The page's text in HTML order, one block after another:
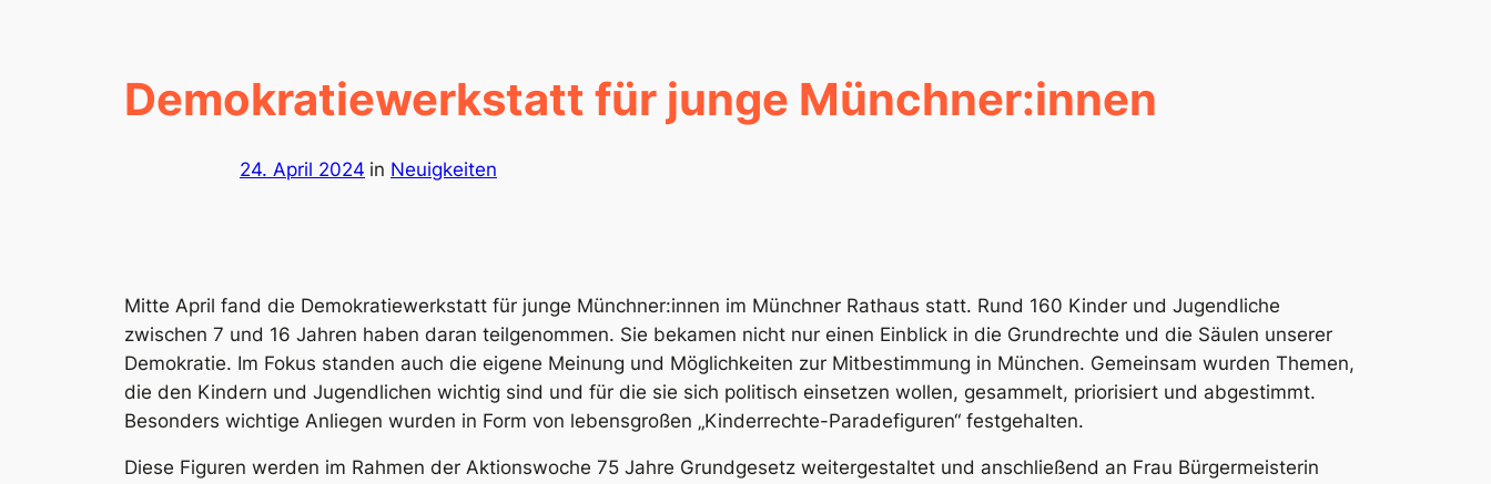
Demokratiewerkstatt für junge Münchner:innen
24. April 2024 in Neuigkeiten
Mitte April fand die Demokratiewerkstatt für junge Münchner:innen im Münchner Rathaus statt. Rund 160 Kinder und Jugendliche
zwischen 7 und 16 Jahren haben daran teilgenommen. Sie bekamen nicht nur einen Einblick in die Grundrechte und die Säulen unserer
Demokratie. Im Fokus standen auch die eigene Meinung und Möglichkeiten zur Mitbestimmung in München. Gemeinsam wurden Themen,
die den Kindern und Jugendlichen wichtig sind und für die sie sich politisch einsetzen wollen, gesammelt, priorisiert und abgestimmt.
Besonders wichtige Anliegen wurden in Form von lebensgroßen „Kinderrechte-Paradefiguren“ festgehalten.
Diese Figuren werden im Rahmen der Aktionswoche 75 Jahre Grundgesetz weitergestaltet und anschließend an Frau Bürgermeisterin